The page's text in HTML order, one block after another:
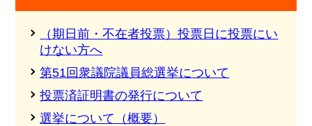
（期日前・不在者投票）投票日に投票にい
けない方へ
第51回衆議院議員総選挙について
投票済証明書の発行について
選挙について（概要）